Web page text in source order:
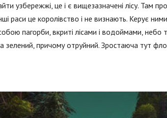
узбережжі, це і є вищезазначені лісу. Там
раси це королівство і не визнають. Керує
пагорби, вкриті лісами і водоймами, небо
а зелений, причому отруйний. Зростаюча тут